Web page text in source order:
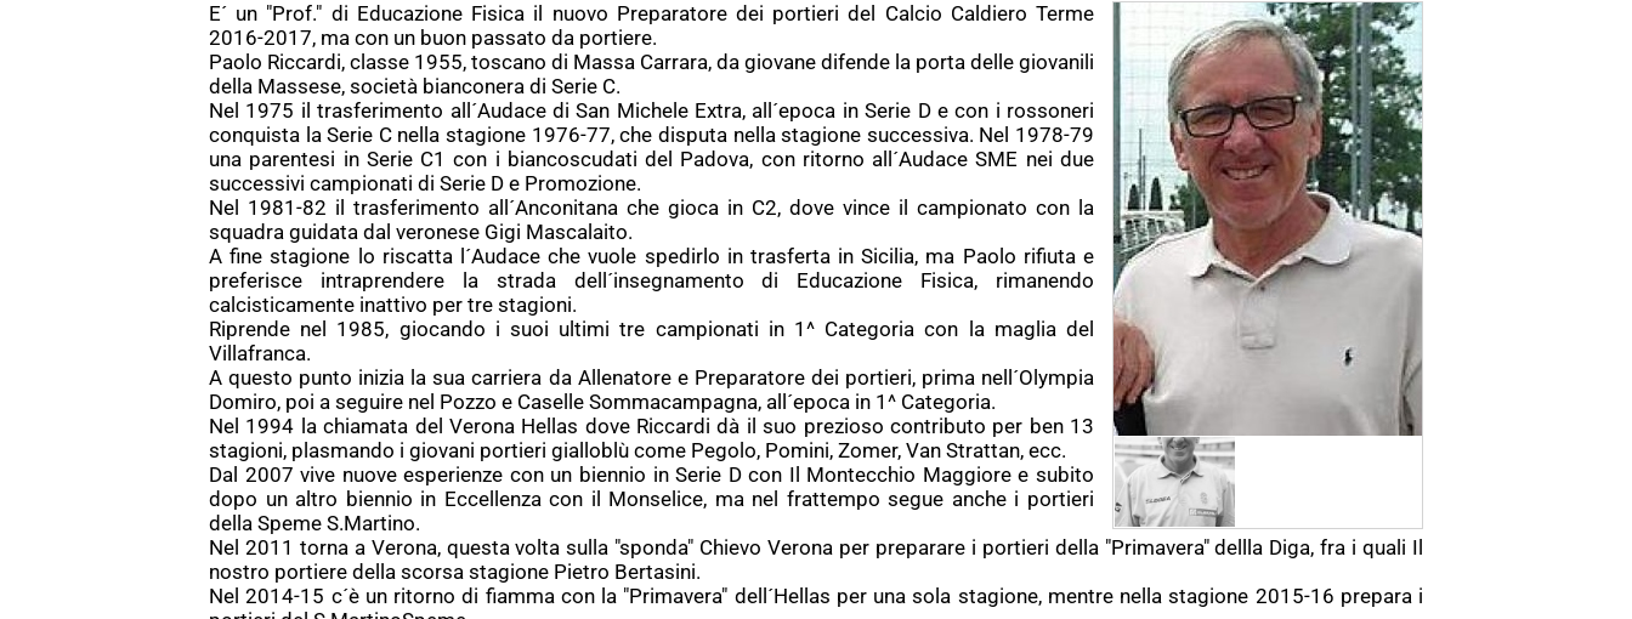
E´ un "Prof." di Educazione Fisica il nuovo Preparatore dei portieri del Calcio Caldiero Terme
2016-2017, ma con un buon passato da portiere.
Paolo Riccardi, classe 1955, toscano di Massa Carrara, da giovane difende la porta delle giovanili
della Massese, società bianconera di Serie C.
Nel 1975 il trasferimento all´Audace di San Michele Extra, all´epoca in Serie D e con i rossoneri
conquista la Serie C nella stagione 1976-77, che disputa nella stagione successiva. Nel 1978-79
una parentesi in Serie C1 con i biancoscudati del Padova, con ritorno all´Audace SME nei due
successivi campionati di Serie D e Promozione.
Nel 1981-82 il trasferimento all´Anconitana che gioca in C2, dove vince il campionato con la
squadra guidata dal veronese Gigi Mascalaito.
A fine stagione lo riscatta l´Audace che vuole spedirlo in trasferta in Sicilia, ma Paolo rifiuta e
preferisce intraprendere la strada dell´insegnamento di Educazione Fisica, rimanendo
calcisticamente inattivo per tre stagioni.
Riprende nel 1985, giocando i suoi ultimi tre campionati in 1^ Categoria con la maglia del
Villafranca.
A questo punto inizia la sua carriera da Allenatore e Preparatore dei portieri, prima nell´Olympia
Domiro, poi a seguire nel Pozzo e Caselle Sommacampagna, all´epoca in 1^ Categoria.
Nel 1994 la chiamata del Verona Hellas dove Riccardi dà il suo prezioso contributo per ben 13
stagioni, plasmando i giovani portieri gialloblù come Pegolo, Pomini, Zomer, Van Strattan, ecc.
Dal 2007 vive nuove esperienze con un biennio in Serie D con Il Montecchio Maggiore e subito
dopo un altro biennio in Eccellenza con il Monselice, ma nel frattempo segue anche i portieri
della Speme S.Martino.
Nel 2011 torna a Verona, questa volta sulla "sponda" Chievo Verona per preparare i portieri della "Primavera" dellla Diga, fra i quali Il
nostro portiere della scorsa stagione Pietro Bertasini.
Nel 2014-15 c´è un ritorno di fiamma con la "Primavera" dell´Hellas per una sola stagione, mentre nella stagione 2015-16 prepara i